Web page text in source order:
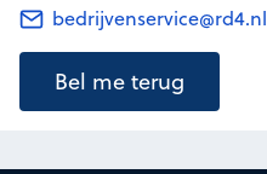
bedrijvenservice@rd4.nl
Bel me terug